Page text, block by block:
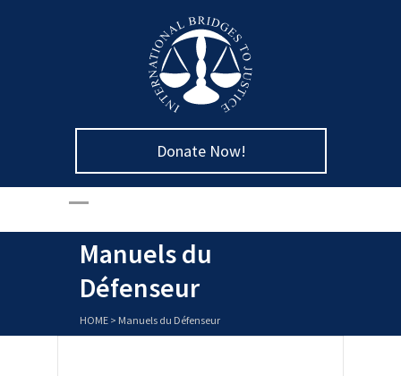
Donate Now!
Manuels du
Défenseur
HOME > Manuels du Défenseur